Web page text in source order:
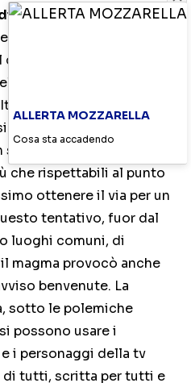
tv?“, un programma
venti capitoli andato in
scopo era ed è quello
e festeggiante
ripeto,
della Rai.
successo inaspettato,
che rispettabili al punto
ottenere il via per un
tentativo, fuor dal
luoghi comuni, di
magma provocò anche
benvenute. La
sotto le polemiche
possono usare i
i personaggi della tv
di tutti, scritta per tutti e
ALLERTA MOZZARELLA
Cosa sta accadendo